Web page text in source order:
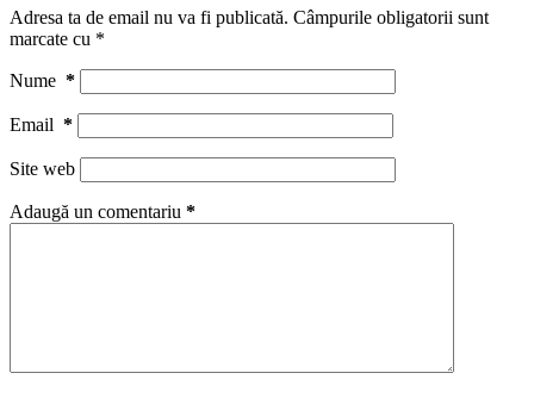
Adresa ta de email nu va fi publicată. Câmpurile obligatorii sunt
marcate cu *
Nume *
Email *
Site web
Adaugă un comentariu *